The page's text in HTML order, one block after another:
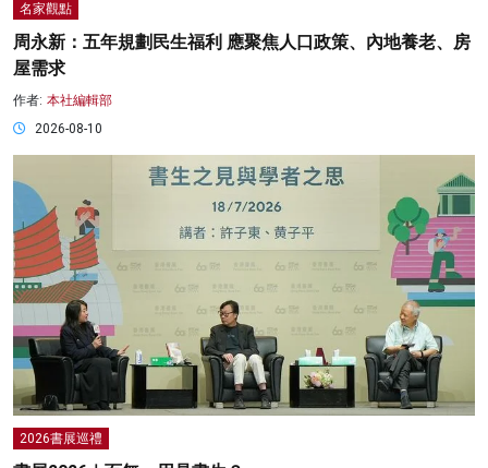
名家觀點
周永新：五年規劃民生福利 應聚焦人口政策、內地養老、房
屋需求
作者: 本社編輯部
2026-08-10
2026書展巡禮